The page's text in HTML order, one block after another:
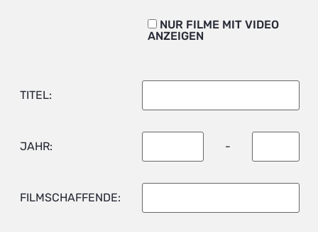
NUR FILME MIT VIDEO
ANZEIGEN
TITEL:
JAHR: -
FILMSCHAFFENDE: